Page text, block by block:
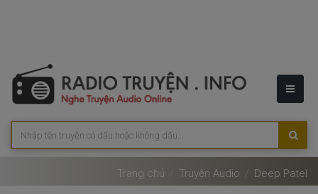
Trang chủ Truyện Audio Deep Patel